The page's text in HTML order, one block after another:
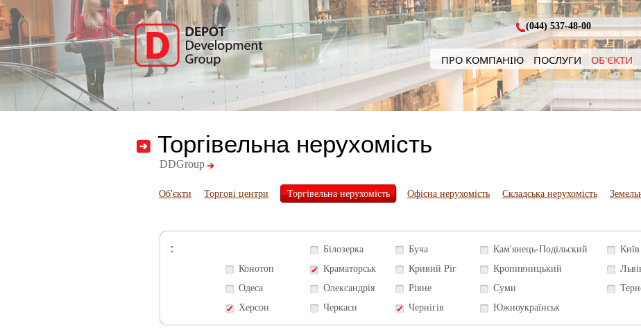
(044) 537-48-00
ПРО КОМПАНІЮ ПОСЛУГИ ОБ'ЄКТИ
Торгівельна нерухомість
DDGroup
Об'єкти Торгові центри Торгівельна нерухомість Офісна нерухомість Складська нерухомість
: Білозерка Буча Кам'янець-Подільский Київ
Конотоп
Краматорськ Кривий Ріг Кропивницький
Одеса
Олександрія Рівне Суми
Херсон
Черкаси Чернігів Южноукраїнськ